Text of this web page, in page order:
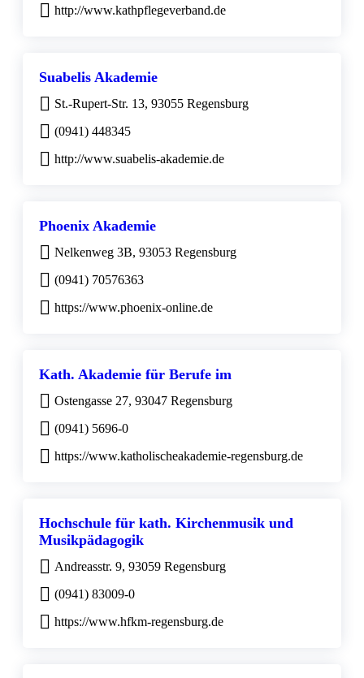
http://www.kathpflegeverband.de
Suabelis Akademie
St.-Rupert-Str. 13, 93055 Regensburg
(0941) 448345
http://www.suabelis-akademie.de
Phoenix Akademie
Nelkenweg 3B, 93053 Regensburg
(0941) 70576363
https://www.phoenix-online.de
Kath. Akademie für Berufe im
Ostengasse 27, 93047 Regensburg
(0941) 5696-0
https://www.katholischeakademie-regensburg.de
Hochschule für kath. Kirchenmusik und
Musikpädagogik
Andreasstr. 9, 93059 Regensburg
(0941) 83009-0
https://www.hfkm-regensburg.de